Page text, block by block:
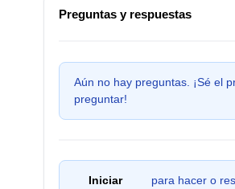
Preguntas y respuestas
Aún no hay preguntas. ¡Sé el
preguntar!
Iniciar
para hacer o